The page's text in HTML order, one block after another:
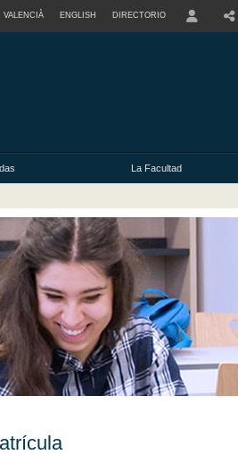
VALENCIÀ ENGLISH DIRECTORIO
La Facultad